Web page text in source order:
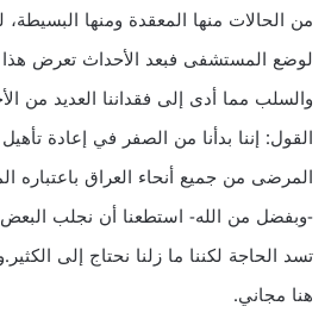
من الحالات منها المعقدة ومنها
لوضع المستشفى فبعد الأحداث تعرض هذا
والسلب مما أدى إلى فقداننا العديد من
القول: إننا بدأنا من الصفر في إعادة
المرضى من جميع أنحاء العراق باعتباره
-وبفضل من الله- استطعنا أن نجلب البعض
تسد الحاجة لكننا ما زلنا نحتاج إلى
هنا مجاني.